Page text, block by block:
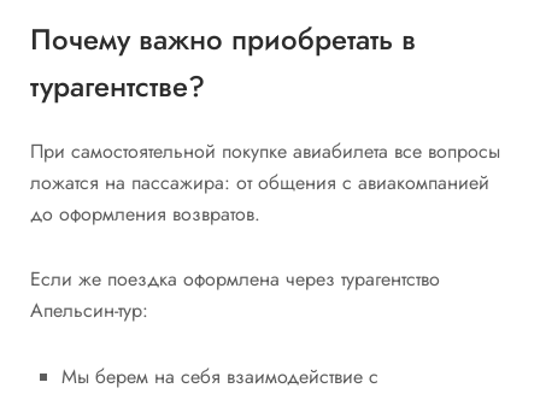
Почему важно приобретать в
турагентстве?
При самостоятельной покупке авиабилета все вопросы
ложатся на пассажира: от общения с авиакомпанией
до оформления возвратов.
Если же поездка оформлена через турагентство
Апельсин-тур:
Мы берем на себя взаимодействие с